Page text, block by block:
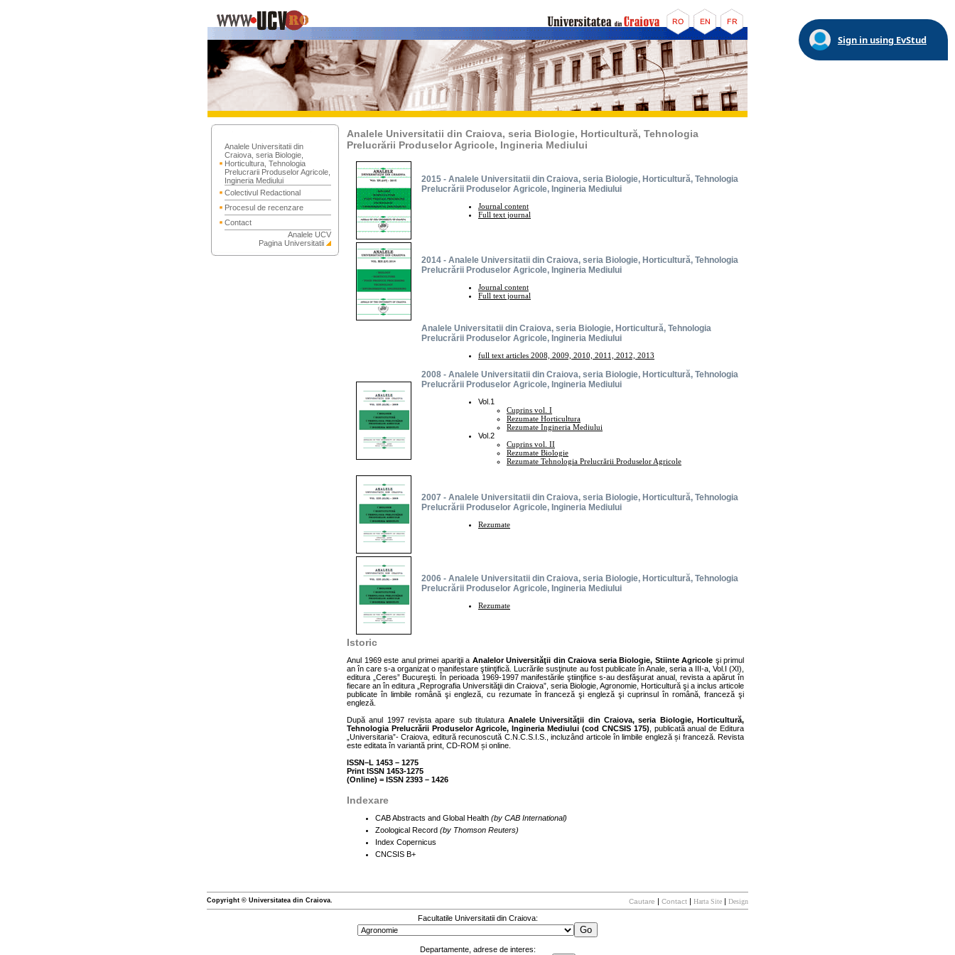
Analele Universitatii din
Craiova, seria Biologie,
Horticultura, Tehnologia
Prelucrarii Produselor Agricole,
Ingineria Mediului
Colectivul Redactional
Procesul de recenzare
Contact
Analele UCV
Pagina Universitatii
Analele Universitatii din Craiova, seria Biologie, Horticultură, Tehnologia
Prelucrării Produselor Agricole, Ingineria Mediului
2015 - Analele Universitatii din Craiova, seria Biologie, Horticultură, Tehnologia
Prelucrării Produselor Agricole, Ingineria Mediului
Journal content
Full text journal
2014 - Analele Universitatii din Craiova, seria Biologie, Horticultură, Tehnologia
Prelucrării Produselor Agricole, Ingineria Mediului
Journal content
Full text journal
Analele Universitatii din Craiova, seria Biologie, Horticultură, Tehnologia
Prelucrării Produselor Agricole, Ingineria Mediului
full text articles 2008, 2009, 2010, 2011, 2012, 2013
2008 - Analele Universitatii din Craiova, seria Biologie, Horticultură, Tehnologia
Prelucrării Produselor Agricole, Ingineria Mediului
Vol.1
Cuprins vol. I
Rezumate Horticultura
Rezumate Ingineria Mediului
Vol.2
Cuprins vol. II
Rezumate Biologie
Rezumate Tehnologia Prelucrării Produselor Agricole
2007 - Analele Universitatii din Craiova, seria Biologie, Horticultură, Tehnologia
Prelucrării Produselor Agricole, Ingineria Mediului
Rezumate
2006 - Analele Universitatii din Craiova, seria Biologie, Horticultură, Tehnologia
Prelucrării Produselor Agricole, Ingineria Mediului
Rezumate
Istoric
Anul 1969 este anul primei apariţii a Analelor Universităţii din Craiova seria Biologie, Stiinte Agricole şi primul
an în care s-a organizat o manifestare ştiinţifică. Lucrările susţinute au fost publicate în Anale, seria a III-a, Vol.I (XI),
editura „Ceres” Bucureşti. În perioada 1969-1997 manifestările ştiinţifice s-au desfăşurat anual, revista a apărut în
fiecare an în editura „Reprografia Universităţii din Craiova”, seria Biologie, Agronomie, Horticultură şi a inclus articole
publicate în limbile română şi engleză, cu rezumate în franceză şi engleză şi cuprinsul în română, franceză şi
engleză.
După anul 1997 revista apare sub titulaturaAnalele Universităţii din Craiova, seria Biologie, Horticultură,
Tehnologia Prelucrării Produselor Agricole, Ingineria Mediului (cod CNCSIS 175) , publicată anual de Editura
„Universitaria”- Craiova, editură recunoscută C.N.C.S.I.S., incluzând articole în limbile engleză și franceză. Revista
este editata în variantă print, CD-ROM și online.
ISSN–L 1453 – 1275
Print ISSN 1453-1275
(Online) = ISSN 2393 – 1426
Indexare
CAB Abstracts and Global Health (by CAB International)
Zoological Record (by Thomson Reuters)
Index Copernicus
CNCSIS B+
Copyright © Universitatea din Craiova. Cautare | Contact | Harta Site | Design
Facultatile Universitatii din Craiova:
Departamente, adrese de interes:
Sign in using EvStud